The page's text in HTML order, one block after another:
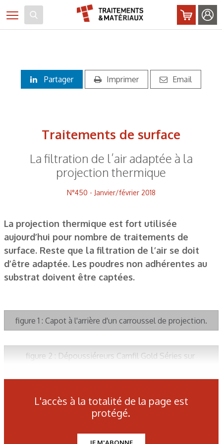
Toggle navigation
Partager Imprimer Email
Traitements de surface
La filtration de l’air adaptée à la
projection thermique
N°450 - Janvier/février 2018
La projection thermique est fort utilisée
aujourd’hui pour nombre de traitements de
surface. Reste que la filtration de l’air se doit
d’être adaptée. Les poudres non adhérentes au
substrat doivent être captées.
figure 1 : Capot à l'arrière d'un carroussel de projection.
figure 2 : Dépoussiéreurs Camfil Gold Séries sur
figure 3 : Cartouche de filtration Gold Core.
L'accès à la totalité de la page est
protégé.
Panneau de gestion des cookies